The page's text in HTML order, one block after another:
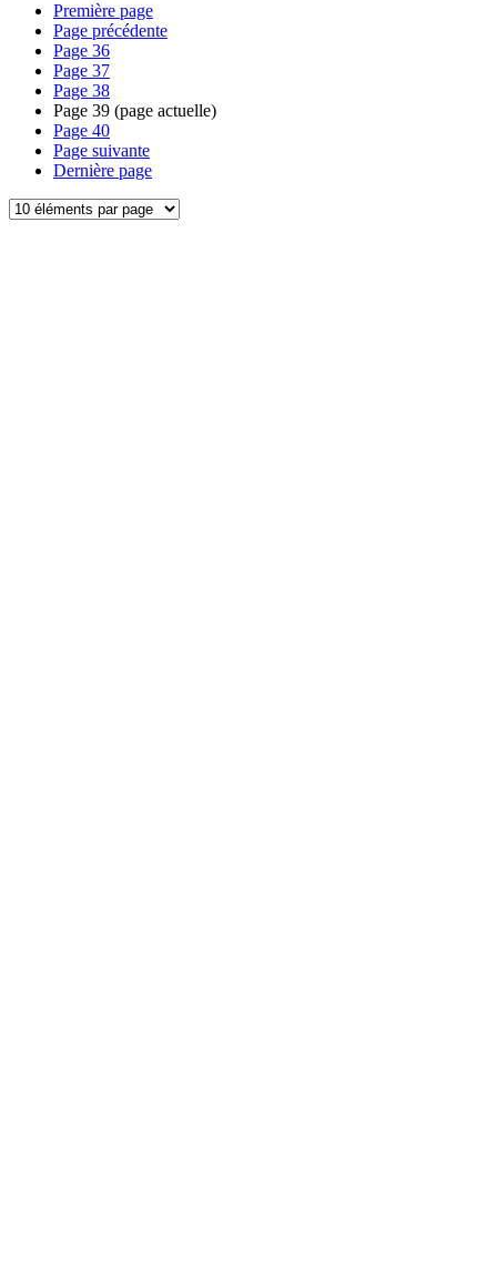
Première page
Page précédente
Page 36
Page 37
Page 38
Page 39 (page actuelle)
Page 40
Page suivante
Dernière page